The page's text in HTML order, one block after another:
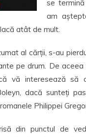
se
am
atât de mult.
al cărții, s-au
pe drum. De aceea
vă interesează să
dacă sunteți
Philippei
din punctul de